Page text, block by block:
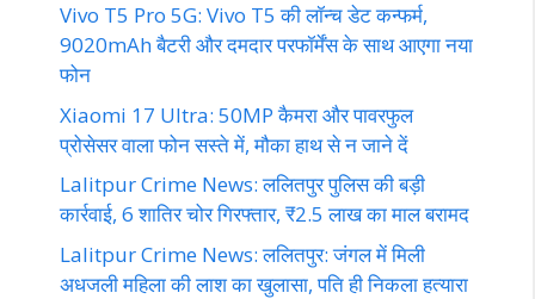
Vivo T5 Pro 5G: Vivo T5 की लॉन्च डेट कन्फर्म,
9020mAh बैटरी और दमदार परफॉर्मेंस के साथ आएगा नया
फोन
Xiaomi 17 Ultra: 50MP कैमरा और पावरफुल
प्रोसेसर वाला फोन सस्ते में, मौका हाथ से न जाने दें
Lalitpur Crime News: ललितपुर पुलिस की बड़ी
कार्रवाई, 6 शातिर चोर गिरफ्तार, ₹2.5 लाख का माल बरामद
Lalitpur Crime News: ललितपुर: जंगल में मिली
अधजली महिला की लाश का खुलासा, पति ही निकला हत्यारा